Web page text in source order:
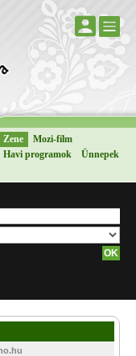
Zene
Mozi-film
Havi programok
Ünnepek